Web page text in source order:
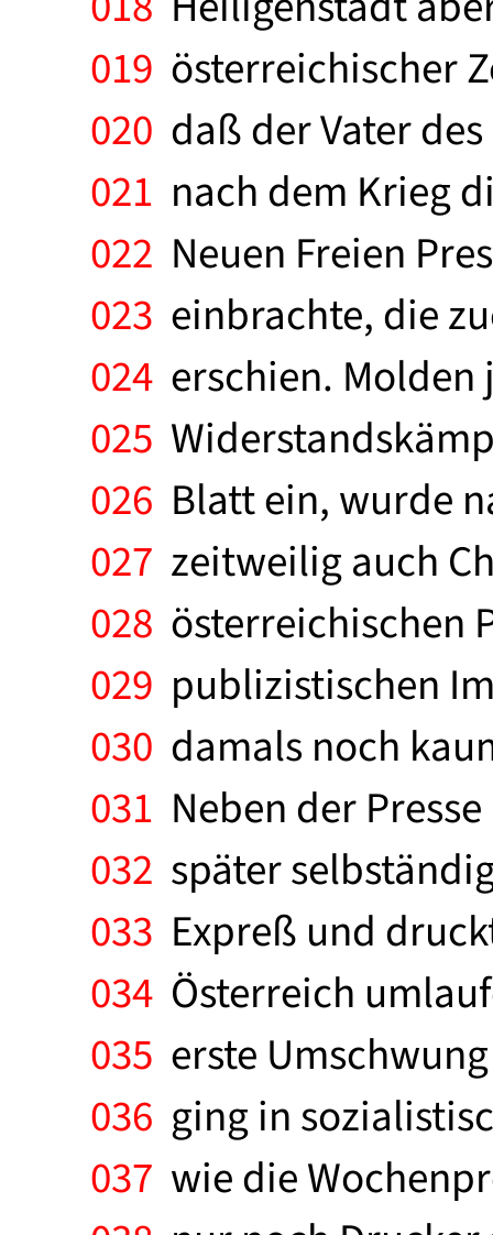
019 österreichischer
020 daß der Vater
021 nach dem Krieg
022 Neuen Freien
023 einbrachte, die
024 erschien.
025
026 Blatt ein, wurde
027 zeitweilig auch
028 österreichischen
029 publizistischen
030 damals noch
031 Neben der
032 später
033 Expreß und
034 Österreich
035 erste
036 ging in
037 wie die